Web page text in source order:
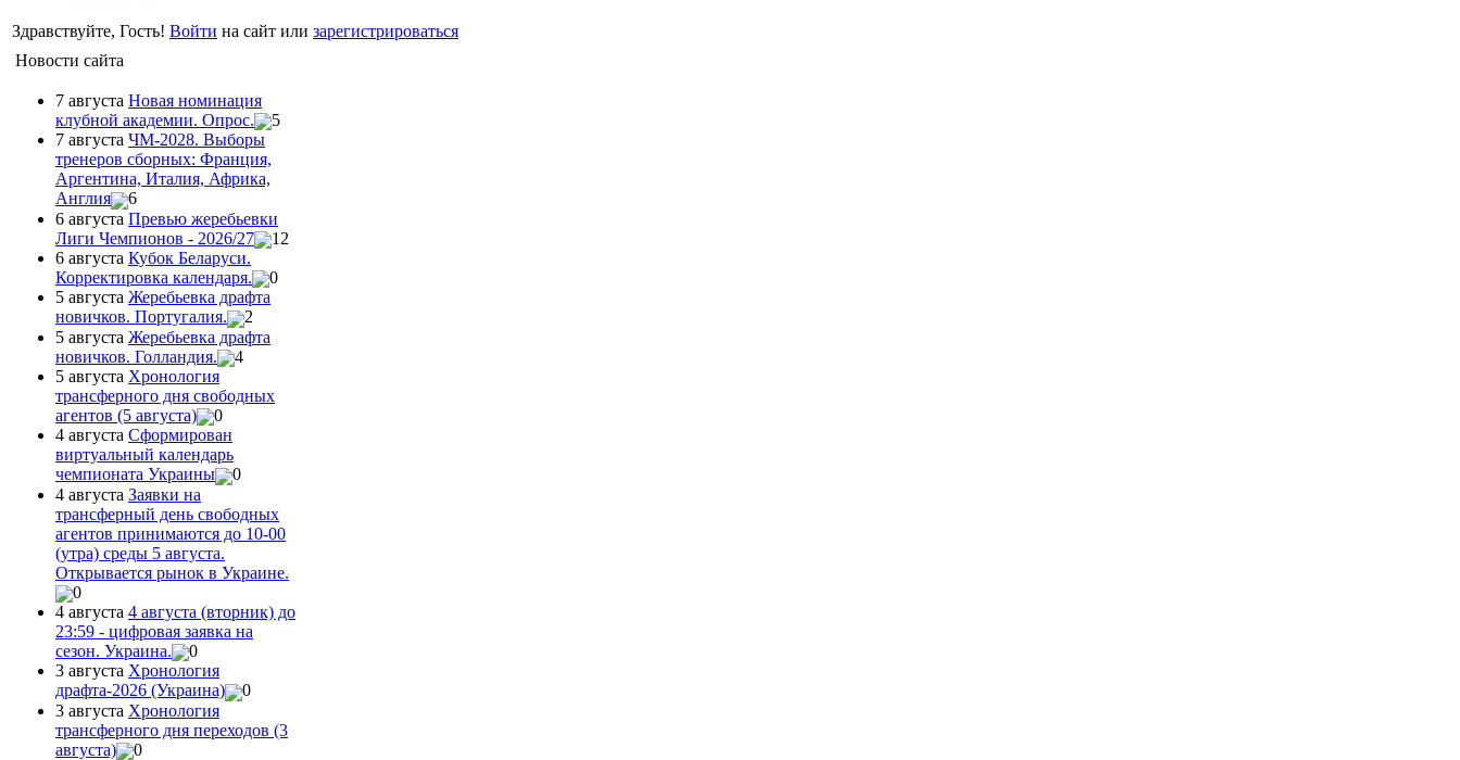
Здравствуйте, Гость! Войти на сайт или зарегистрироваться
Новости сайта
7 августа Новая номинация
клубной академии. Опрос.
5
7 августа ЧМ-2028. Выборы
тренеров сборных: Франция,
Аргентина, Италия, Африка,
Англия
6
6 августа Превью жеребьевки
Лиги Чемпионов - 2026/27
12
6 августа Кубок Беларуси.
Корректировка календаря.
0
5 августа Жеребьевка драфта
новичков. Португалия.
2
5 августа Жеребьевка драфта
новичков. Голландия.
4
5 августа Хронология
трансферного дня свободных
агентов (5 августа)
0
4 августа Сформирован
виртуальный календарь
чемпионата Украины
0
4 августа Заявки на
трансферный день свободных
агентов принимаются до 10-00
(утра) среды 5 августа.
Открывается рынок в Украине.
0
4 августа 4 августа (вторник) до
23:59 - цифровая заявка на
сезон. Украина.
0
3 августа Хронология
драфта-2026 (Украина)
0
3 августа Хронология
трансферного дня переходов (3
августа)
0